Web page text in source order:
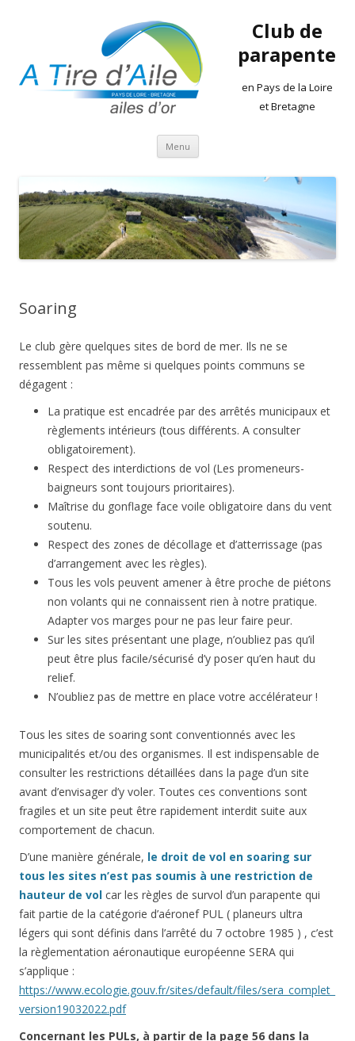
Club de
parapente
en Pays de la Loire
et Bretagne
Menu Aller
contenu
Soaring
Le club gère quelques sites de bord de mer. Ils ne se
ressemblent pas même si quelques points communs se
dégagent :
La pratique est encadrée par des arrêtés municipaux et
règlements intérieurs (tous différents. A consulter
obligatoirement).
Respect des interdictions de vol (Les promeneurs-
baigneurs sont toujours prioritaires).
Maîtrise du gonflage face voile obligatoire dans du vent
soutenu.
Respect des zones de décollage et d’atterrissage (pas
d’arrangement avec les règles).
Tous les vols peuvent amener à être proche de piétons
non volants qui ne connaissent rien à notre pratique.
Adapter vos marges pour ne pas leur faire peur.
Sur les sites présentant une plage, n’oubliez pas qu’il
peut être plus facile/sécurisé d’y poser qu’en haut du
relief.
N’oubliez pas de mettre en place votre accélérateur !
Tous les sites de soaring sont conventionnés avec les
municipalités et/ou des organismes. Il est indispensable de
consulter les restrictions détaillées dans la page d’un site
avant d’envisager d’y voler. Toutes ces conventions sont
fragiles et un site peut être rapidement interdit suite aux
comportement de chacun.
D’une manière générale, le droit de vol en soaring sur
tous les sites n’est pas soumis à une restriction de
hauteur de vol car les règles de survol d’un parapente qui
fait partie de la catégorie d’aéronef PUL ( planeurs ultra
légers qui sont définis dans l’arrêté du 7 octobre 1985 ) , c’est
la règlementation aéronautique européenne SERA qui
s’applique :
https://www.ecologie.gouv.fr/sites/default/files/sera_complet_
version19032022.pdf
Concernant les PULs, à partir de la page 56 dans la